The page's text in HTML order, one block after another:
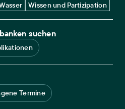
Wissen und Partizipation
suchen
Termine